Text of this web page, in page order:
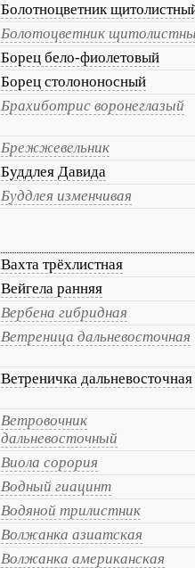
Болотноцветник
Болотоцветник
Борец бело-фиолетовый
Борец столононосный
Брахиботрис воронеглазый
Брежжевельник
Буддлея Давида
Буддлея изменчивая
Вахта трёхлистная
Вейгела ранняя
Вербена гибридная
Ветреница дальневосточная
Ветреничка дальневосточная
Ветровочник
дальневосточный
Виола сорория
Водный гиацинт
Водяной трилистник
Волжанка азиатская
Волжанка американская